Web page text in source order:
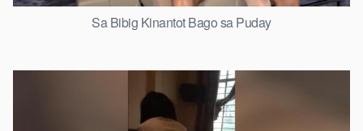
Sa Bibig Kinantot Bago sa Puday